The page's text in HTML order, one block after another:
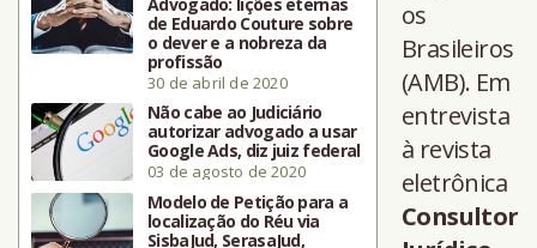
Advogado: lições eternas
de Eduardo Couture sobre
o dever e a nobreza da
profissão
30 de abril de 2020
Não cabe ao Judiciário
autorizar advogado a usar
Google Ads, diz juiz federal
03 de agosto de 2020
Modelo de Petição para a
localização do Réu via
SisbaJud, SerasaJud,
os
Brasileiros
(AMB). Em
entrevista
à revista
eletrônica
Consultor